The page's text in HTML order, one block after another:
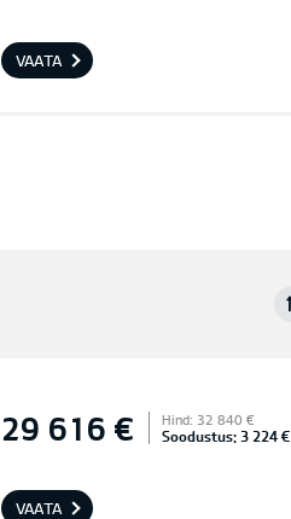
VAATA
29 616 € Hind: 32 840 €
Soodustus: 3 224 €
VAATA